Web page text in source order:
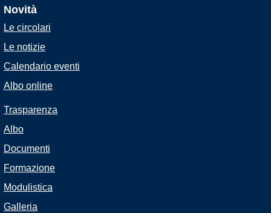
Novità
Le circolari
Le notizie
Calendario eventi
Albo online
Trasparenza
Albo
Documenti
Formazione
Modulistica
Galleria